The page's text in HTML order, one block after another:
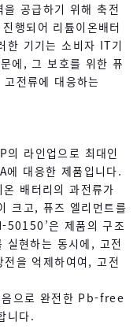
공급하기 위해 축전
행되어 리튬이온배터
한 기기는 소비자 IT기
에, 그 보호를 위한 퓨
전류에 대응하는
라인업으로 최대인
대응한 제품입니다.
배터리의 과전류가
크고, 퓨즈 엘리먼트를
50150’은 제품의 구조
현하는 동시에, 고전
을 억제하여여, 고전
음으로 완전한 Pb-free
니다.